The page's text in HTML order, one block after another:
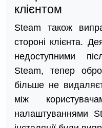
клієнтом
Steam також
стороні клієнта.
недоступними
Steam, тепер
більше не
між
налаштуваннями